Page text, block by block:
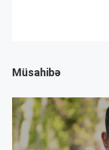
Müsahibə